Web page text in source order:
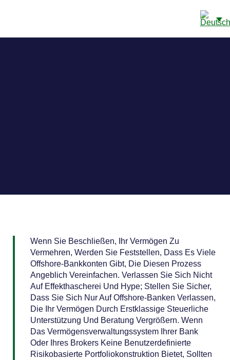
Wenn Sie Beschließen, Ihr Vermögen Zu
Vermehren, Werden Sie Feststellen, Dass Es Viele
Offshore-Bankkonten Gibt, Die Diesen Prozess
Angeblich Vereinfachen. Verlassen Sie Sich Nicht
Auf Effekthascherei Und Hype; Stellen Sie Sicher,
Dass Sie Sich Nur Auf Offshore-Banken Verlassen,
Die Ihr Vermögen Durch Erstklassige Steuerliche
Unterstützung Und Beratung Vergrößern. Wenn
Das Vermögensverwaltungssystem Ihrer Bank
Oder Ihres Brokers Keine Benutzerdefinierte
Risikobasierte Portfoliokonstruktion Bietet, Sollten